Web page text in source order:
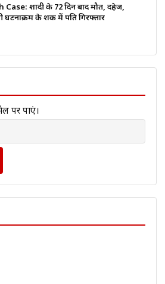
शादी के 72 दिन बाद मौत, दहेज,
घटनाक्रम के शक में पति गिरफ्तार
पर पाएं।